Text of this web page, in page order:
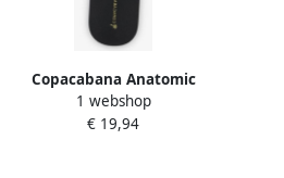
Copacabana Anatomic
Classic II dames
teenslippers zwart
1 webshop
€ 19,94